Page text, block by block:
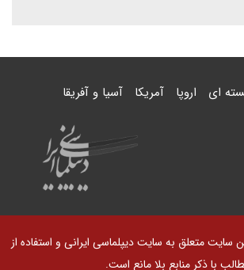
ای اروپا آمریکا آسیا و آفریقا
سایت متعلق به سایت دیپلماسی ایرانی و استفاده از
با ذکر منابع بلا مانع است.